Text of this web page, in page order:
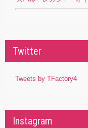
Twitter
Tweets by TFactory4
Instagram